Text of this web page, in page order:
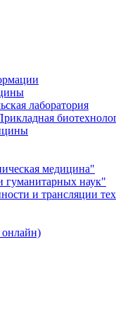
лаборатория
медицина"
наук"
и трансляции